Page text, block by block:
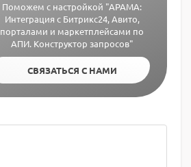
Поможем с настройкой "АРАМА:
Интеграция с Битрикс24, Авито,
порталами и маркетплейсами по
АПИ. Конструктор запросов"
СВЯЗАТЬСЯ С НАМИ